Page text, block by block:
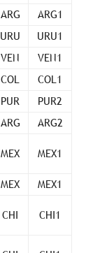
ARG
ARG1
URU
URU1
VEN
VEN1
COL
COL1
PUR
PUR2
ARG ARG2
MEX MEX1
MEX MEX1
CHI CHI1